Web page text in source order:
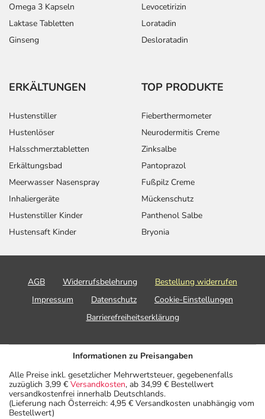
Omega 3 Kapseln
Laktase Tabletten
Ginseng
Levocetirizin
Loratadin
Desloratadin
ERKÄLTUNGEN
Hustenstiller
Hustenlöser
Halsschmerztabletten
Erkältungsbad
Meerwasser Nasenspray
Inhaliergeräte
Hustenstiller Kinder
Hustensaft Kinder
TOP PRODUKTE
Fieberthermometer
Neurodermitis Creme
Zinksalbe
Pantoprazol
Fußpilz Creme
Mückenschutz
Panthenol Salbe
Bryonia
AGB Widerrufsbelehrung
Bestellung widerrufen
Impressum
Datenschutz
Cookie-Einstellungen
Barrierefreiheitserklärung
Informationen zu Preisangaben
Alle Preise inkl. gesetzlicher Mehrwertsteuer, gegebenenfalls
zuzüglich 3,99 € Versandkosten, ab 34,99 € Bestellwert
versandkostenfrei innerhalb Deutschlands.
(Lieferung nach Österreich: 4,95 € Versandkosten unabhängig vom
Bestellwert)